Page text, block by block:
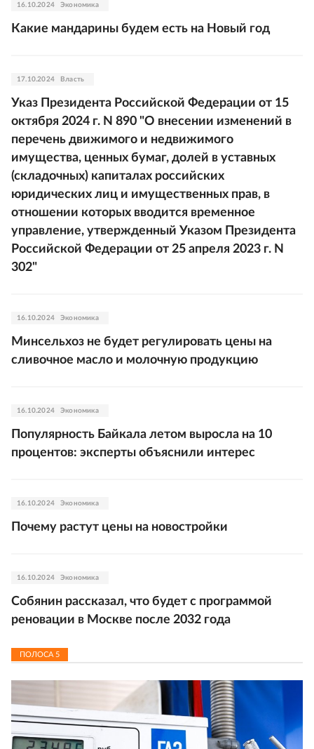
16.10.2024 Экономика
Какие мандарины будем есть на Новый год
17.10.2024 Власть
Указ Президента Российской Федерации от 15
октября 2024 г. N 890 "О внесении изменений в
перечень движимого и недвижимого
имущества, ценных бумаг, долей в уставных
(складочных) капиталах российских
юридических лиц и имущественных прав, в
отношении которых вводится временное
управление, утвержденный Указом Президента
Российской Федерации от 25 апреля 2023 г. N
302"
16.10.2024 Экономика
Минсельхоз не будет регулировать цены на
сливочное масло и молочную продукцию
16.10.2024 Экономика
Популярность Байкала летом выросла на 10
процентов: эксперты объяснили интерес
16.10.2024 Экономика
Почему растут цены на новостройки
16.10.2024 Экономика
Собянин рассказал, что будет с программой
реновации в Москве после 2032 года
ПОЛОСА5